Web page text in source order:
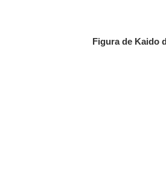
Figura de Kaido